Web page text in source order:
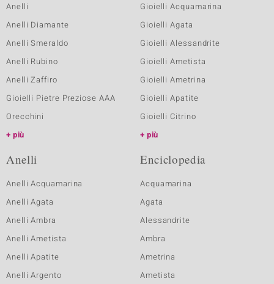
Anelli
Anelli Diamante
Anelli Smeraldo
Anelli Rubino
Anelli Zaffiro
Gioielli Pietre Preziose AAA
Orecchini
più
Gioielli Acquamarina
Gioielli Agata
Gioielli Alessandrite
Gioielli Ametista
Gioielli Ametrina
Gioielli Apatite
Gioielli Citrino
più
Anelli
Anelli Acquamarina
Anelli Agata
Anelli Ambra
Anelli Ametista
Anelli Apatite
Anelli Argento
Enciclopedia
Acquamarina
Agata
Alessandrite
Ambra
Ametrina
Ametista